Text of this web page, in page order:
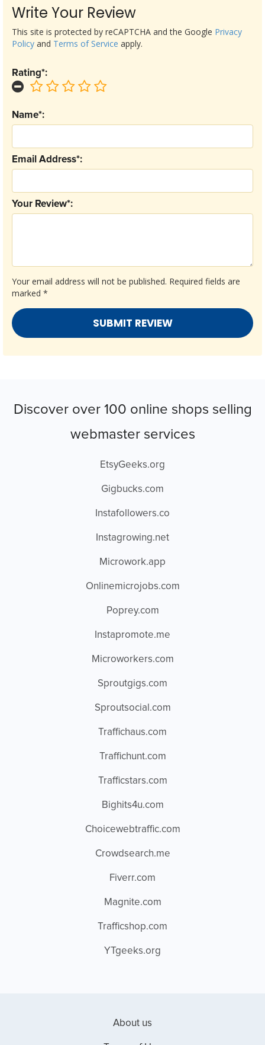
Write Your Review
Your email address will not be published. Required fields are
marked *
Your Review*:
Email Address*:
Name*:
Rating*:
This site is protected by reCAPTCHA and the Google Privacy
Policy and Terms of Service apply.
Discover over 100 online shops selling
webmaster services
EtsyGeeks.org
Gigbucks.com
Instafollowers.co
Instagrowing.net
Microwork.app
Onlinemicrojobs.com
Poprey.com
Instapromote.me
Microworkers.com
Sproutgigs.com
Sproutsocial.com
Traffichaus.com
Traffichunt.com
Trafficstars.com
Bighits4u.com
Choicewebtraffic.com
Crowdsearch.me
Fiverr.com
Magnite.com
Trafficshop.com
YTgeeks.org
About us